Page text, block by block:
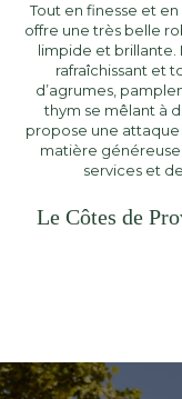
Tout en finesse et
offre une très belle
limpide et brillante.
rafraîchissant et
d’agrumes,
thym se mêlant à
propose une
matière
services et
Le Côtes de
Devant la multitude
ce qui concerne le
son destinataire,